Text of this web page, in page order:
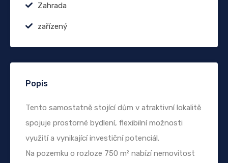
Zahrada
zařízený
Popis
Tento samostatně stojící dům v atraktivní lokalitě
spojuje prostorné bydlení, flexibilní možnosti
využití a vynikající investiční potenciál.
Na pozemku o rozloze 750 m² nabízí nemovitost